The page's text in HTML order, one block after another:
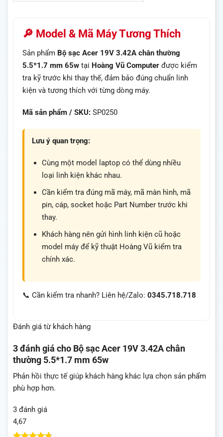
🔎 Model & Mã Máy Tương Thích
Sản phẩm Bộ sạc Acer 19V 3.42A chân thường
5.5*1.7 mm 65w tại Hoàng Vũ Computer được kiểm
tra kỹ trước khi thay thế, đảm bảo đúng chuẩn linh
kiện và tương thích với từng dòng máy.
Mã sản phẩm / SKU: SP0250
Lưu ý quan trọng:
Cùng một model laptop có thể dùng nhiều
loại linh kiện khác nhau.
Cần kiểm tra đúng mã máy, mã màn hình, mã
pin, cáp, socket hoặc Part Number trước khi
thay.
Khách hàng nên gửi hình linh kiện cũ hoặc
model máy để kỹ thuật Hoàng Vũ kiểm tra
chính xác.
📞 Cần kiểm tra nhanh? Liên hệ/Zalo: 0345.718.718
Đánh giá từ khách hàng
3 đánh giá cho Bộ sạc Acer 19V 3.42A chân
thường 5.5*1.7 mm 65w
Phản hồi thực tế giúp khách hàng khác lựa chọn sản phẩm
phù hợp hơn.
3 đánh giá
4,67